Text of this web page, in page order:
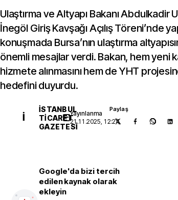
Ulaştırma ve Altyapı Bakanı Abdulkadir
İnegöl Giriş Kavşağı Açılış Töreni’nde
konuşmada Bursa’nın ulaştırma
önemli mesajlar verdi. Bakan, hem yeni
hizmete alınmasını hem de YHT
hedefini duyurdu.
İ
İSTANBUL
TICARET
GAZETESI
Yayınlanma
21.11.2025, 12:24
Paylaş
Google'da bizi tercih
edilen kaynak olarak
ekleyin